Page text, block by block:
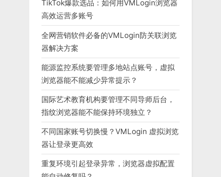
TikTok爆款选品：如何用VMLogin浏览器
高效运营多账号
全网营销软件必备的VMLogin防关联浏览
器解决方案
能源监控系统要管理多地站点账号，虚拟
浏览器能不能减少异常提示？
国际艺术教育机构要管理不同导师后台，
指纹浏览器能不能保持环境独立？
不同国家账号切换慢？VMLogin 虚拟浏览
器让登录更高效
重复环境引起登录异常，浏览器虚拟配置